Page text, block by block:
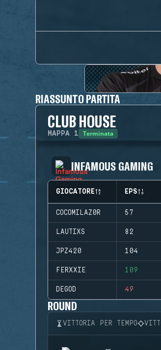
RIASSUNTO PARTITA
CLUB HOUSE
MAPPA 1 Terminata
INFAMOUS GAMING
GIOCATORE EPS
COCOMILAZ0R 57
LAUTIXS 82
JPZ420 104
FERXXIE 109
DEGOD 49
ROUND
VITTORIA PER TEMPO